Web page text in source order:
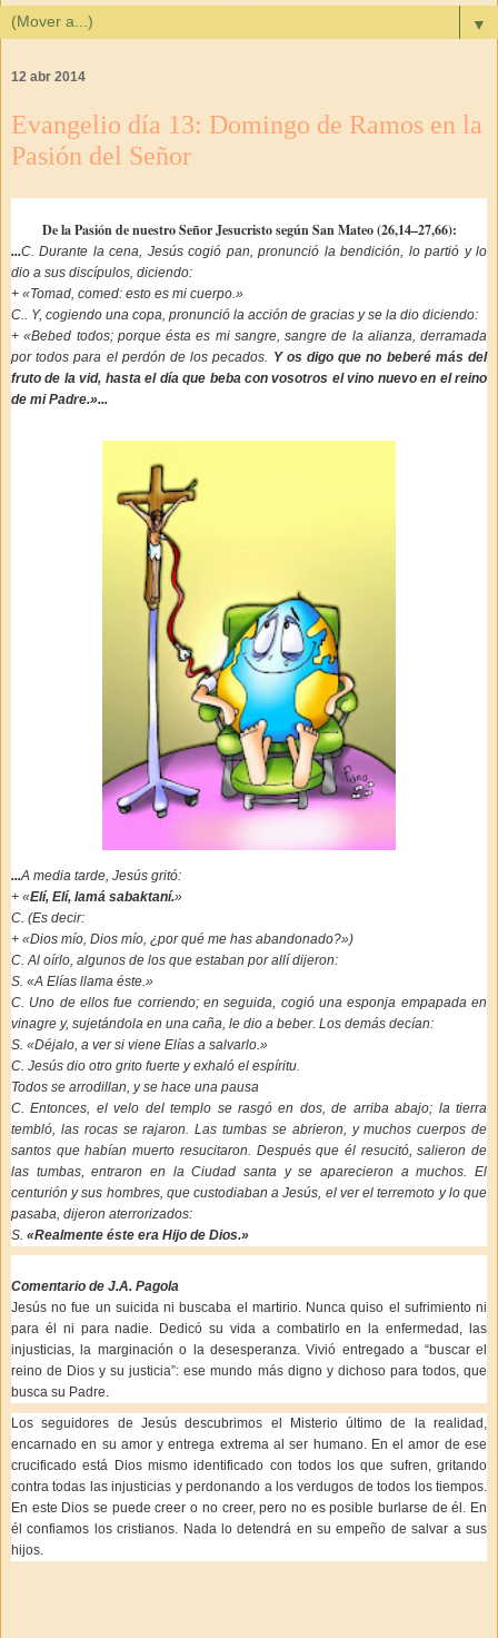
▼
12 abr 2014
Evangelio día 13: Domingo de Ramos en la
Pasión del Señor
De la Pasión de nuestro Señor Jesucristo según San Mateo (26,14–27,66):
...C. Durante la cena, Jesús cogió pan, pronunció la bendición, lo partió y lo
dio a sus discípulos, diciendo:
+ «Tomad, comed: esto es mi cuerpo.»
C.. Y, cogiendo una copa, pronunció la acción de gracias y se la dio diciendo:
+ «Bebed todos; porque ésta es mi sangre, sangre de la alianza, derramada
por todos para el perdón de los pecados. Y os digo que no beberé más del
fruto de la vid, hasta el día que beba con vosotros el vino nuevo en el reino
de mi Padre.»...
...A media tarde, Jesús gritó:
+ «Elí, Elí, lamá sabaktaní.»
C. (Es decir:
+ «Dios mío, Dios mío, ¿por qué me has abandonado?»)
C. Al oírlo, algunos de los que estaban por allí dijeron:
S. «A Elías llama éste.»
C. Uno de ellos fue corriendo; en seguida, cogió una esponja empapada en
vinagre y, sujetándola en una caña, le dio a beber. Los demás decían:
S. «Déjalo, a ver si viene Elías a salvarlo.»
C. Jesús dio otro grito fuerte y exhaló el espíritu.
Todos se arrodillan, y se hace una pausa
C. Entonces, el velo del templo se rasgó en dos, de arriba abajo; la tierra
tembló, las rocas se rajaron. Las tumbas se abrieron, y muchos cuerpos de
santos que habían muerto resucitaron. Después que él resucitó, salieron de
las tumbas, entraron en la Ciudad santa y se aparecieron a muchos. El
centurión y sus hombres, que custodiaban a Jesús, el ver el terremoto y lo que
pasaba, dijeron aterrorizados:
S. «Realmente éste era Hijo de Dios.»
Comentario de J.A. Pagola
Jesús no fue un suicida ni buscaba el martirio. Nunca quiso el sufrimiento ni
para él ni para nadie. Dedicó su vida a combatirlo en la enfermedad, las
injusticias, la marginación o la desesperanza. Vivió entregado a “buscar el
reino de Dios y su justicia”: ese mundo más digno y dichoso para todos, que
busca su Padre.
Los seguidores de Jesús descubrimos el Misterio último de la realidad,
encarnado en su amor y entrega extrema al ser humano. En el amor de ese
crucificado está Dios mismo identificado con todos los que sufren, gritando
contra todas las injusticias y perdonando a los verdugos de todos los tiempos.
En este Dios se puede creer o no creer, pero no es posible burlarse de él. En
él confiamos los cristianos. Nada lo detendrá en su empeño de salvar a sus
hijos.